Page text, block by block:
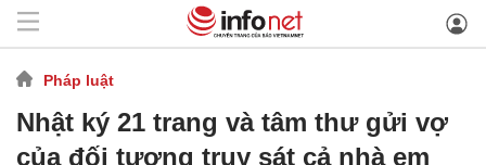
Pháp luật
Nhật ký 21 trang và tâm thư gửi vợ
của đối tượng truy sát cả nhà em